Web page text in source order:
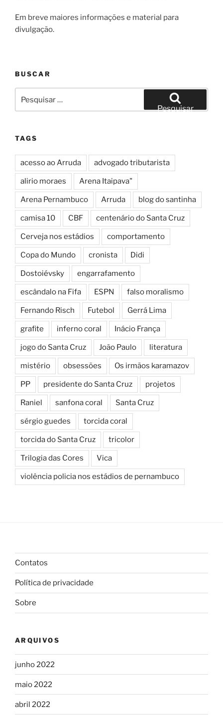
Em breve maiores informações e material para
divulgação.
BUSCAR
por:
Pesquisar
TAGS
acesso ao Arruda advogado tributarista
alirio moraes Arena Itaipava"
Arena Pernambuco Arruda blog do santinha
camisa 10 CBF centenário do Santa Cruz
Cerveja nos estádios comportamento
Copa do Mundo cronista Didi
Dostoiévsky engarrafamento
escândalo na Fifa ESPN falso moralismo
Fernando Risch Futebol Gerrá Lima
grafite inferno coral Inácio França
jogo do Santa Cruz João Paulo literatura
mistério obsessões Os irmãos karamazov
PP presidente do Santa Cruz projetos
Raniel sanfona coral Santa Cruz
sérgio guedes torcida coral
torcida do Santa Cruz tricolor
Trilogia das Cores Vica
violência policia nos estádios de pernambuco
Contatos
Política de privacidade
Sobre
ARQUIVOS
junho 2022
maio 2022
abril 2022